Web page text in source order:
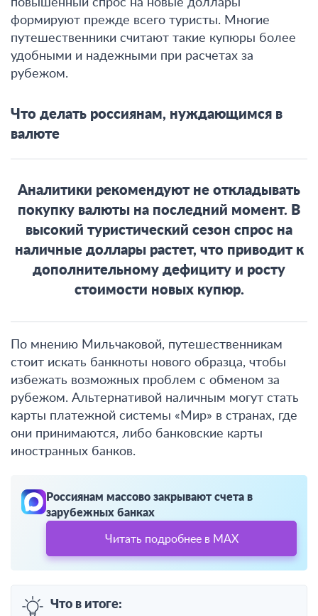
повышенный спрос на новые доллары
формируют прежде всего туристы. Многие
путешественники считают такие купюры более
удобными и надежными при расчетах за
рубежом.
Что делать россиянам, нуждающимся в
валюте
Аналитики рекомендуют не откладывать
покупку валюты на последний момент. В
высокий туристический сезон спрос на
наличные доллары растет, что приводит к
дополнительному дефициту и росту
стоимости новых купюр.
По мнению Мильчаковой, путешественникам
стоит искать банкноты нового образца, чтобы
избежать возможных проблем с обменом за
рубежом. Альтернативой наличным могут стать
карты платежной системы «Мир» в странах, где
они принимаются, либо банковские карты
иностранных банков.
Россиянам массово закрывают счета в
зарубежных банках
Читать подробнее в MAX
Что в итоге: